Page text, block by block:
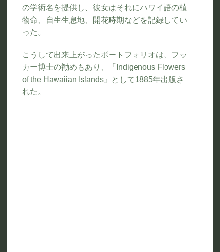
の学術名を提供し、彼女はそれにハワイ語の植
物命、自生生息地、開花時期などを記録してい
った。
こうして出来上がったポートフォリオは、フッ
カー博士の勧めもあり、『Indigenous Flowers
of the Hawaiian Islands』として1885年出版さ
れた。